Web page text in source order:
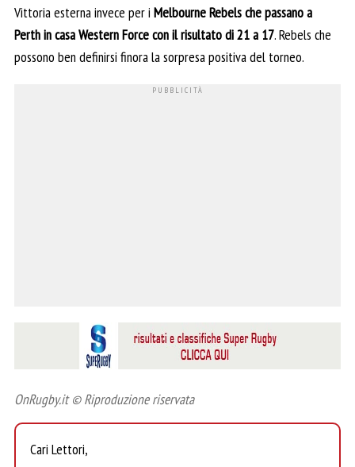
Vittoria esterna invece per i Melbourne Rebels che passano a
Perth in casa Western Force con il risultato di 21 a 17. Rebels che
possono ben definirsi finora la sorpresa positiva del torneo.
OnRugby.it © Riproduzione riservata
Cari Lettori,